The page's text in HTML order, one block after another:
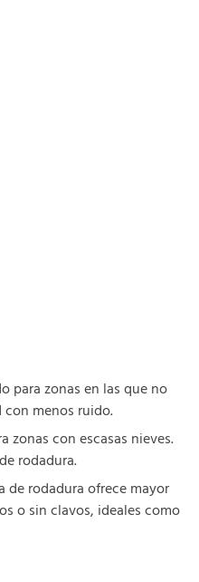
para zonas en las que no
menos ruido.
zonas con escasas nieves.
rodadura.
de rodadura ofrece mayor
o sin clavos, ideales como